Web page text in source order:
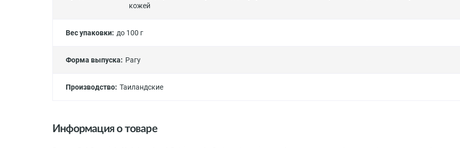
кожей
Вес упаковки: до 100 г
Форма выпуска: Рагу
Производство: Таиландские
Информация о товаре